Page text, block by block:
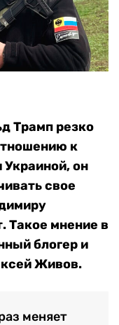
Трамп резко
к
он
свое
Такое мнение в
блогер и
Живов.
меняет